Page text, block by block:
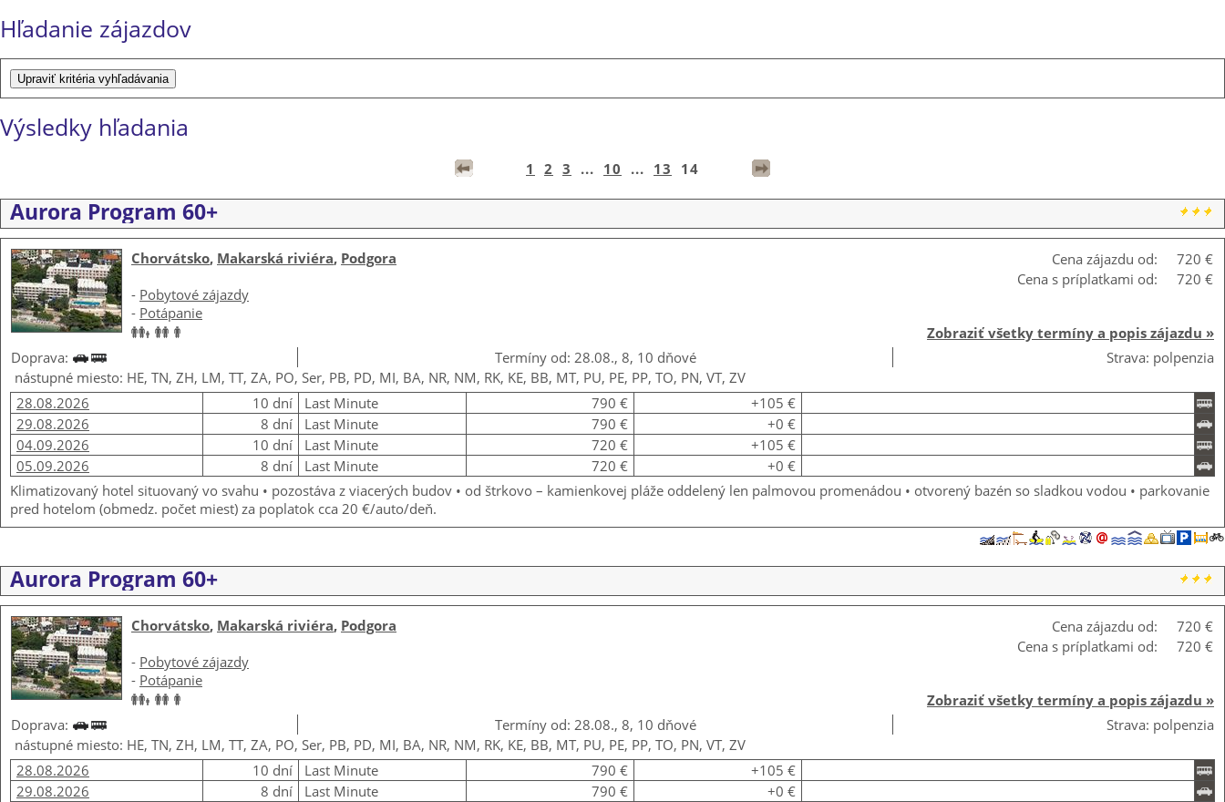
Hľadanie zájazdov
Výsledky hľadania
1 2 3 ... 10 ... 13 14
Aurora Program 60+
Cena zájazdu od:
720 €
Cena s príplatkami od:
720 €
Chorvátsko, Makarská riviéra, Podgora
- Pobytové zájazdy
- Potápanie
Zobraziť všetky termíny a popis zájazdu »
Doprava:
Termíny od: 28.08., 8, 10 dňové
Strava: polpenzia
nástupné miesto: HE, TN, ZH, LM, TT, ZA, PO, Ser, PB, PD, MI, BA, NR, NM, RK, KE, BB, MT, PU, PE, PP, TO, PN, VT, ZV
28.08.2026
10 dní Last Minute 790 €
+105 €
29.08.2026
8 dní Last Minute 790 €
+0 €
04.09.2026
10 dní Last Minute 720 €
+105 €
05.09.2026
8 dní Last Minute 720 €
+0 €
Klimatizovaný hotel situovaný vo svahu • pozostáva z viacerých budov • od štrkovo – kamienkovej pláže oddelený len palmovou promenádou • otvorený bazén so sladkou vodou • parkovanie
pred hotelom (obmedz. počet miest) za poplatok cca 20 €/auto/deň.
Aurora Program 60+
Cena zájazdu od:
720 €
Cena s príplatkami od:
720 €
Chorvátsko, Makarská riviéra, Podgora
- Pobytové zájazdy
- Potápanie
Zobraziť všetky termíny a popis zájazdu »
Doprava:
Termíny od: 28.08., 8, 10 dňové
Strava: polpenzia
nástupné miesto: HE, TN, ZH, LM, TT, ZA, PO, Ser, PB, PD, MI, BA, NR, NM, RK, KE, BB, MT, PU, PE, PP, TO, PN, VT, ZV
28.08.2026
10 dní Last Minute 790 €
+105 €
29.08.2026
8 dní Last Minute 790 €
+0 €